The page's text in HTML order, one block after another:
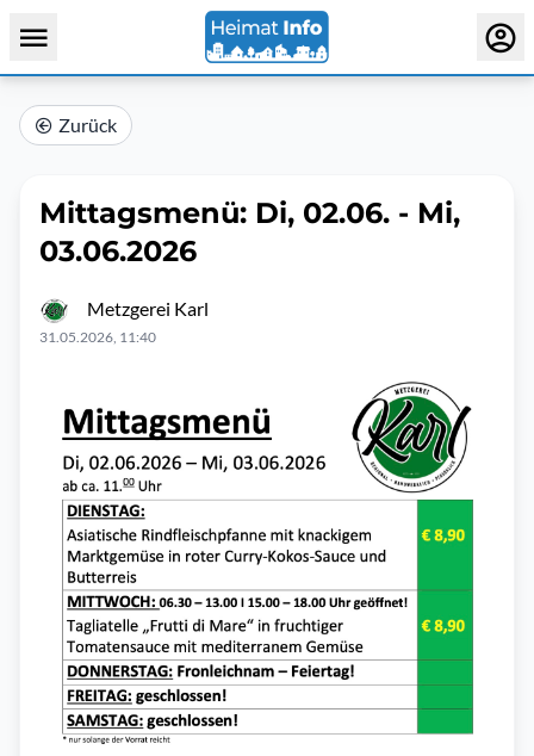
Zurück
Mittagsmenü: Di, 02.06. - Mi,
03.06.2026
Metzgerei Karl
31.05.2026, 11:40